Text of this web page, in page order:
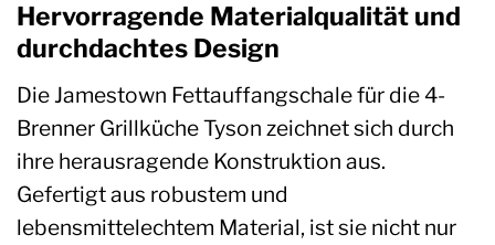
Hervorragende Materialqualität und
durchdachtes Design
Die Jamestown Fettauffangschale für die 4-
Brenner Grillküche Tyson zeichnet sich durch
ihre herausragende Konstruktion aus.
Gefertigt aus robustem und
lebensmittelechtem Material, ist sie nicht nur